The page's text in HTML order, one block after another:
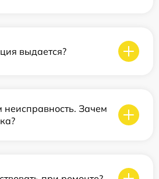
выдается?
Зачем